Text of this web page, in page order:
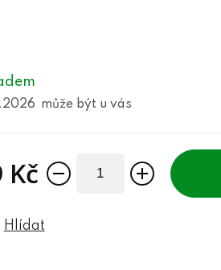
Kč
Hlídat